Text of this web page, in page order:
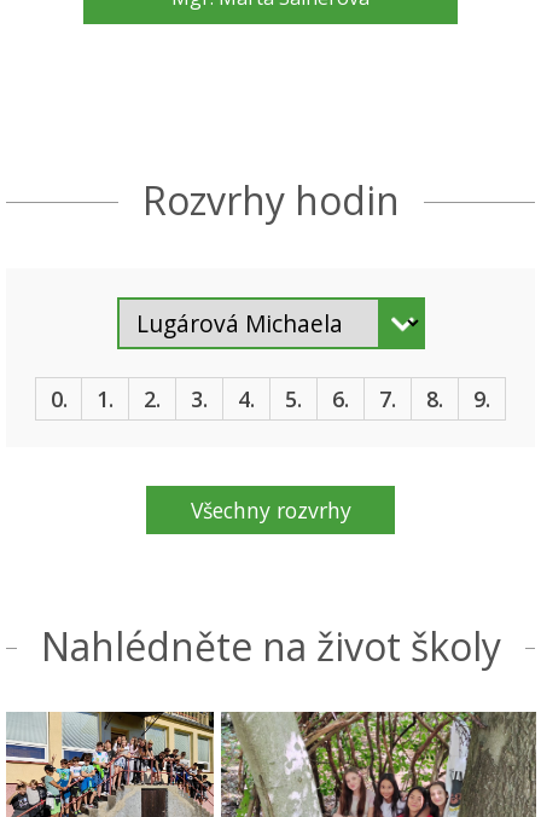
Rozvrhy hodin
0. 1. 2. 3. 4. 5. 6. 7. 8. 9.
Všechny rozvrhy
Nahlédněte na život školy